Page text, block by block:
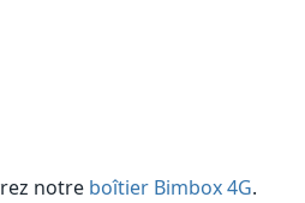
notre boîtier Bimbox 4G.